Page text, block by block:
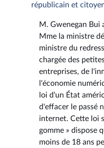
républicain et
M. Gwenegan
Mme la ministre
ministre du
chargée des
entreprises, de
l'économie
loi d'un État
d'effacer le passé
internet. Cette loi
gomme » dispose
moins de 18 ans